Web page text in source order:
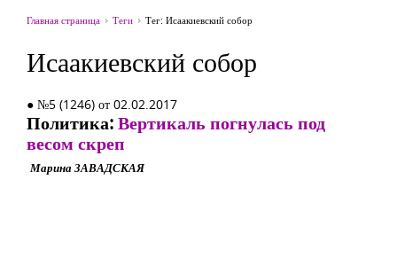
Главная страница Теги Тег: Исаакиевский собор
Исаакиевский собор
● №5 (1246) от 02.02.2017
Политика:Вертикаль погнулась под
весом скреп
Марина ЗАВАДСКАЯ